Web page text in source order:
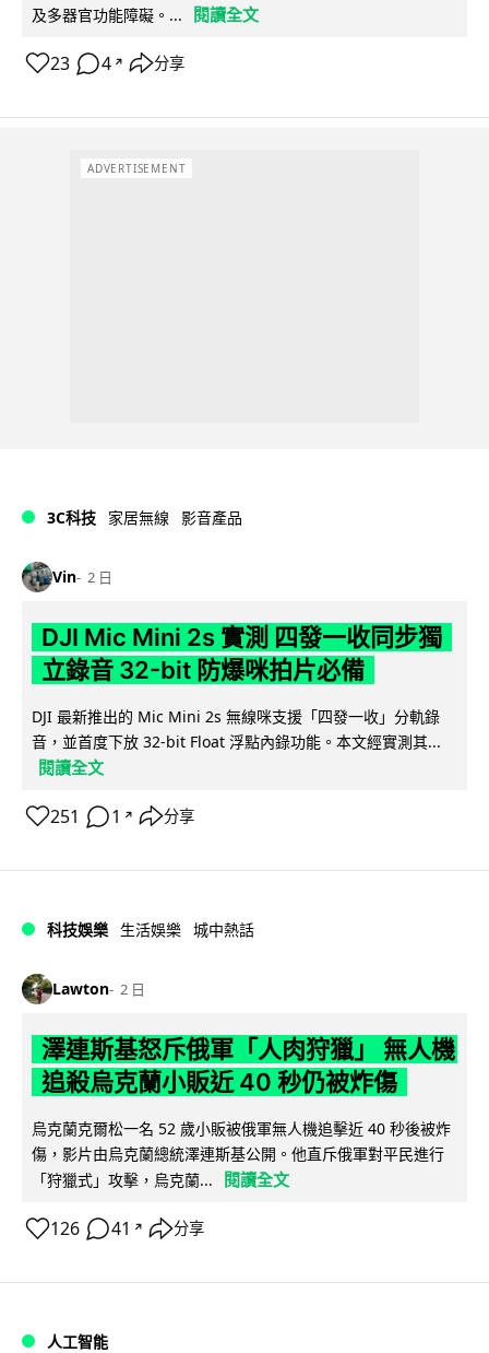
及多器官功能障礙。...
閱讀全文
23 4 ↗ 分享
ADVERTISEMENT
3C科技 家居無線 影音產品
Vin 2 日
DJI Mic Mini 2s 實測 四發一收同步獨
立錄音 32-bit 防爆咪拍片必備
DJI 最新推出的 Mic Mini 2s 無線咪支援「四發一收」分軌錄
音，並首度下放 32-bit Float 浮點內錄功能。本文經實測其...
閱讀全文
251 1 ↗ 分享
科技娛樂 生活娛樂 城中熱話
Lawton 2 日
澤連斯基怒斥俄軍「人肉狩獵」 無人機
追殺烏克蘭小販近 40 秒仍被炸傷
烏克蘭克爾松一名 52 歲小販被俄軍無人機追擊近 40 秒後被炸
傷，影片由烏克蘭總統澤連斯基公開。他直斥俄軍對平民進行
「狩獵式」攻擊，烏克蘭...
閱讀全文
126 41 ↗ 分享
人工智能